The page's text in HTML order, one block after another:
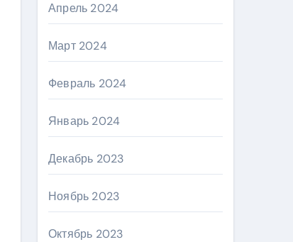
Апрель 2024
Март 2024
Февраль 2024
Январь 2024
Декабрь 2023
Ноябрь 2023
Октябрь 2023